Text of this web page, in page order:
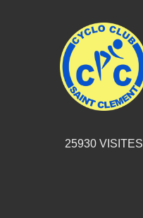
25930VISITES